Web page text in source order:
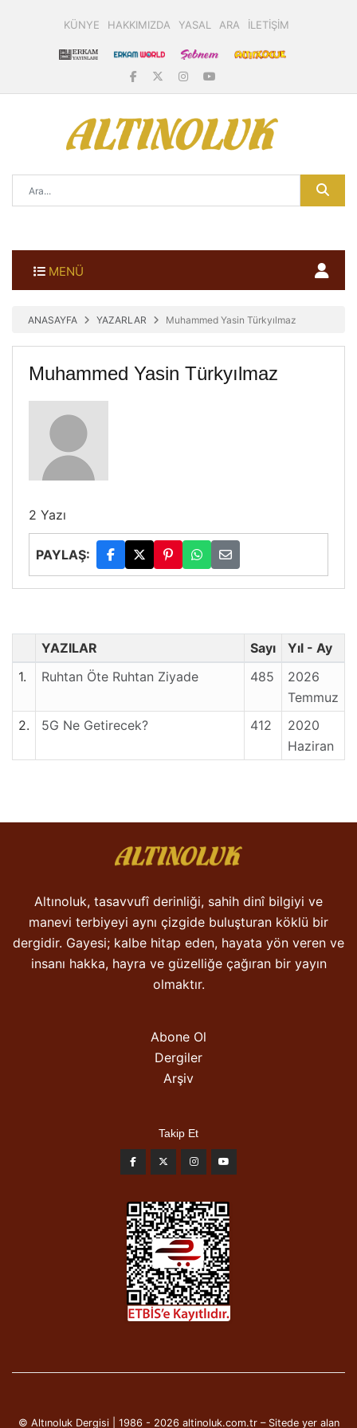
KÜNYE HAKKIMIZDA YASAL ARA İLETİŞİM
MENÜ
ANASAYFA YAZARLAR Muhammed Yasin Türkyılmaz
Muhammed Yasin Türkyılmaz
2 Yazı
PAYLAŞ:
YAZILAR Sayı
Yıl - Ay
1.
Ruhtan Öte Ruhtan Ziyade 485
2026
Temmuz
2.
5G Ne Getirecek? 412
2020
Haziran
Altınoluk, tasavvufî derinliği, sahih dinî bilgiyi ve
manevi terbiyeyi aynı çizgide buluşturan köklü bir
dergidir. Gayesi; kalbe hitap eden, hayata yön veren ve
insanı hakka, hayra ve güzelliğe çağıran bir yayın
olmaktır.
Abone Ol
Dergiler
Arşiv
Takip Et
© Altınoluk Dergisi | 1986 - 2026 altinoluk.com.tr – Sitede yer alan